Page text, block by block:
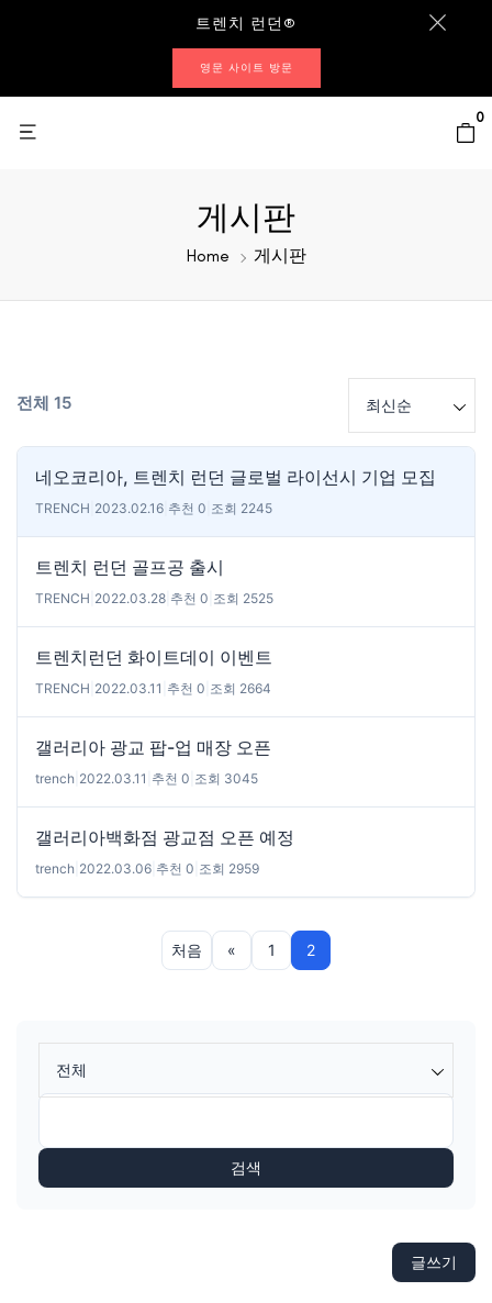
트렌치 런던®
영문 사이트 방문
0
게시판
Home 게시판
전체 15 최신순
네오코리아, 트렌치 런던 글로벌 라이선시 기업 모집
TRENCH 2023.02.16 추천 0 조회 2245
트렌치 런던 골프공 출시
TRENCH 2022.03.28 추천 0 조회 2525
트렌치런던 화이트데이 이벤트
TRENCH 2022.03.11 추천 0 조회 2664
갤러리아 광교 팝-업 매장 오픈
trench 2022.03.11 추천 0 조회 3045
갤러리아백화점 광교점 오픈 예정
trench 2022.03.06 추천 0 조회 2959
처음 « 1 2
전체
검색
글쓰기